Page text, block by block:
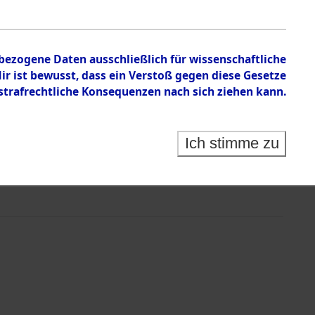
Daten ausschließlich für wissenschaftliche
bewusst, dass ein Verstoß gegen diese Gesetze
Konsequenzen nach sich ziehen kann.
Ich stimme zu